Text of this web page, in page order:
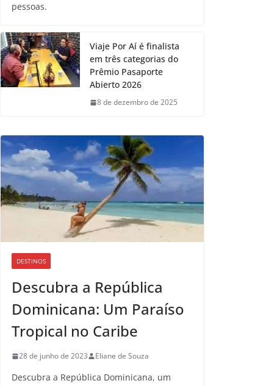
pessoas.
Viaje Por Aí é finalista
em três categorias do
Prêmio Pasaporte
Abierto 2026
8 de dezembro de 2025
DESTINOS
Descubra a República
Dominicana: Um Paraíso
Tropical no Caribe
28 de junho de 2023 Eliane de Souza
Descubra a República Dominicana, um